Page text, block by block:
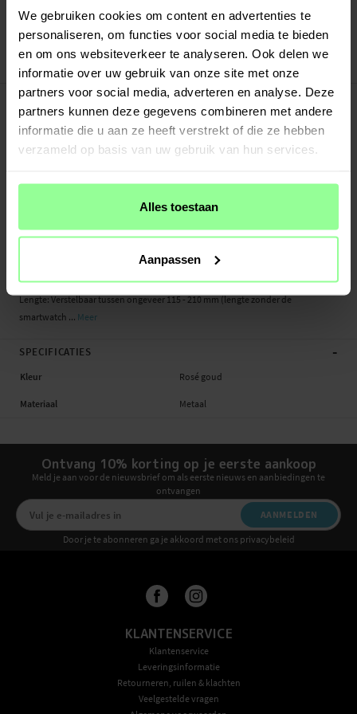
We gebruiken cookies om content en advertenties te
personaliseren, om functies voor social media te bieden
en om ons websiteverkeer te analyseren. Ook delen we
informatie over uw gebruik van onze site met onze
partners voor social media, adverteren en analyse. Deze
partners kunnen deze gegevens combineren met andere
informatie die u aan ze heeft verstrekt of die ze hebben
verzameld op basis van uw gebruik van hun services.
Alles toestaan
Aanpassen
Veilig betalen met Klarna of Paypal
30 dagen retourrecht
PRODUCTBESCHRIJVING -
Milanese bandje voor Garmin Venu 4 41mm. Het bandje is gemaakt van
gepolijst roestvrij staal en straalt een exclusieve uitstraling en gevoel uit. De
magnetische sluiting maakt het eenvoudig om de band perfect aan te passen
- Verstelbare lengte die past op elke pols
Geschikt voor: Garmin Venu 4 41mm
Productsoort: Milanees bandje
Lengte: Verstelbaar tussen ongeveer 115 - 210 mm (lengte zonder de
smartwatch ... Meer
SPECIFICATIES -
Kleur Rosé goud
Materiaal Metaal
Ontvang 10% korting op je eerste aankoop
Meld je aan voor de nieuwsbrief om als eerste nieuws en aanbiedingen te
ontvangen
AANMELDEN
Door je te abonneren ga je akkoord met ons privacybeleid
KLANTENSERVICE
Klantenservice
Leveringsinformatie
Retourneren, ruilen & klachten
Veelgestelde vragen